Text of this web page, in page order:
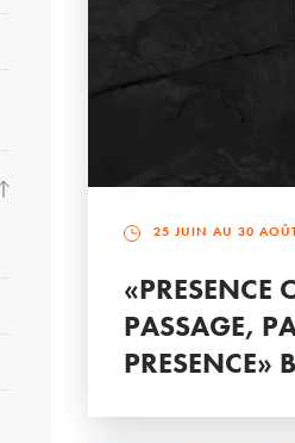
25 JUIN AU 30
«PRESENCE
PASSAGE,
PRESENCE»